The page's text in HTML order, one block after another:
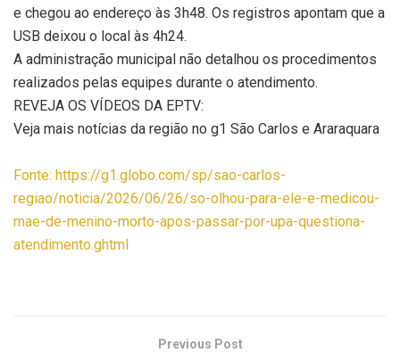
e chegou ao endereço às 3h48. Os registros apontam que a
USB deixou o local às 4h24.
A administração municipal não detalhou os procedimentos
realizados pelas equipes durante o atendimento.
REVEJA OS VÍDEOS DA EPTV:
Veja mais notícias da região no g1 São Carlos e Araraquara
Fonte: https://g1.globo.com/sp/sao-carlos-
regiao/noticia/2026/06/26/so-olhou-para-ele-e-medicou-
mae-de-menino-morto-apos-passar-por-upa-questiona-
atendimento.ghtml
Previous Post